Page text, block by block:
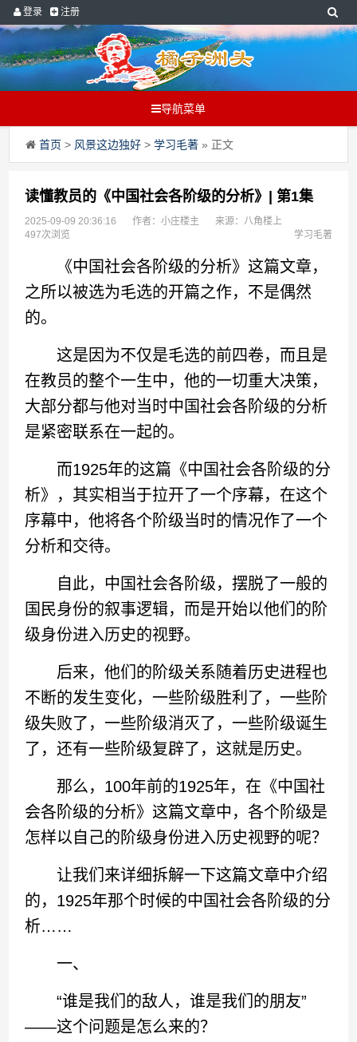
登录 注册
导航菜单
首页 > 风景这边独好 >学习毛著 » 正文
读懂教员的《中国社会各阶级的分析》| 第1集
2025-09-09 20:36:16 作者：小庄楼主
来源：八角楼上
497次浏览
学习毛著
《中国社会各阶级的分析》这篇文章，
之所以被选为毛选的开篇之作，不是偶然
的。
这是因为不仅是毛选的前四卷，而且是
在教员的整个一生中，他的一切重大决策，
大部分都与他对当时中国社会各阶级的分析
是紧密联系在一起的。
而1925年的这篇《中国社会各阶级的分
析》，其实相当于拉开了一个序幕，在这个
序幕中，他将各个阶级当时的情况作了一个
分析和交待。
自此，中国社会各阶级，摆脱了一般的
国民身份的叙事逻辑，而是开始以他们的阶
级身份进入历史的视野。
后来，他们的阶级关系随着历史进程也
不断的发生变化，一些阶级胜利了，一些阶
级失败了，一些阶级消灭了，一些阶级诞生
了，还有一些阶级复辟了，这就是历史。
那么，100年前的1925年，在《中国社
会各阶级的分析》这篇文章中，各个阶级是
怎样以自己的阶级身份进入历史视野的呢？
让我们来详细拆解一下这篇文章中介绍
的，1925年那个时候的中国社会各阶级的分
析……
一、
“谁是我们的敌人，谁是我们的朋友”
——这个问题是怎么来的？